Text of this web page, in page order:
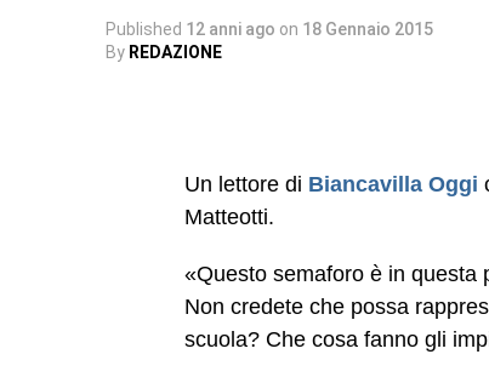
Published 12 anni ago on 18 Gennaio 2015
By REDAZIONE
Un lettore di Biancavilla Oggi
Matteotti.
«Questo semaforo è in questa
Non credete che possa
scuola? Che cosa fanno gli